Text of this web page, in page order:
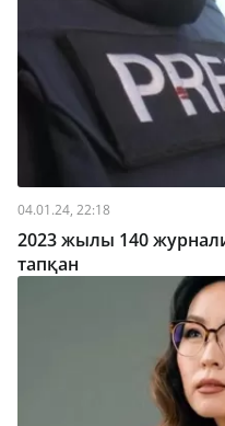
04.01.24, 22:18
2023 жылы 140
тапқан